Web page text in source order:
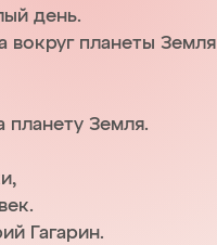
день.
вокруг планеты Земля
планету Земля.
Гагарин.